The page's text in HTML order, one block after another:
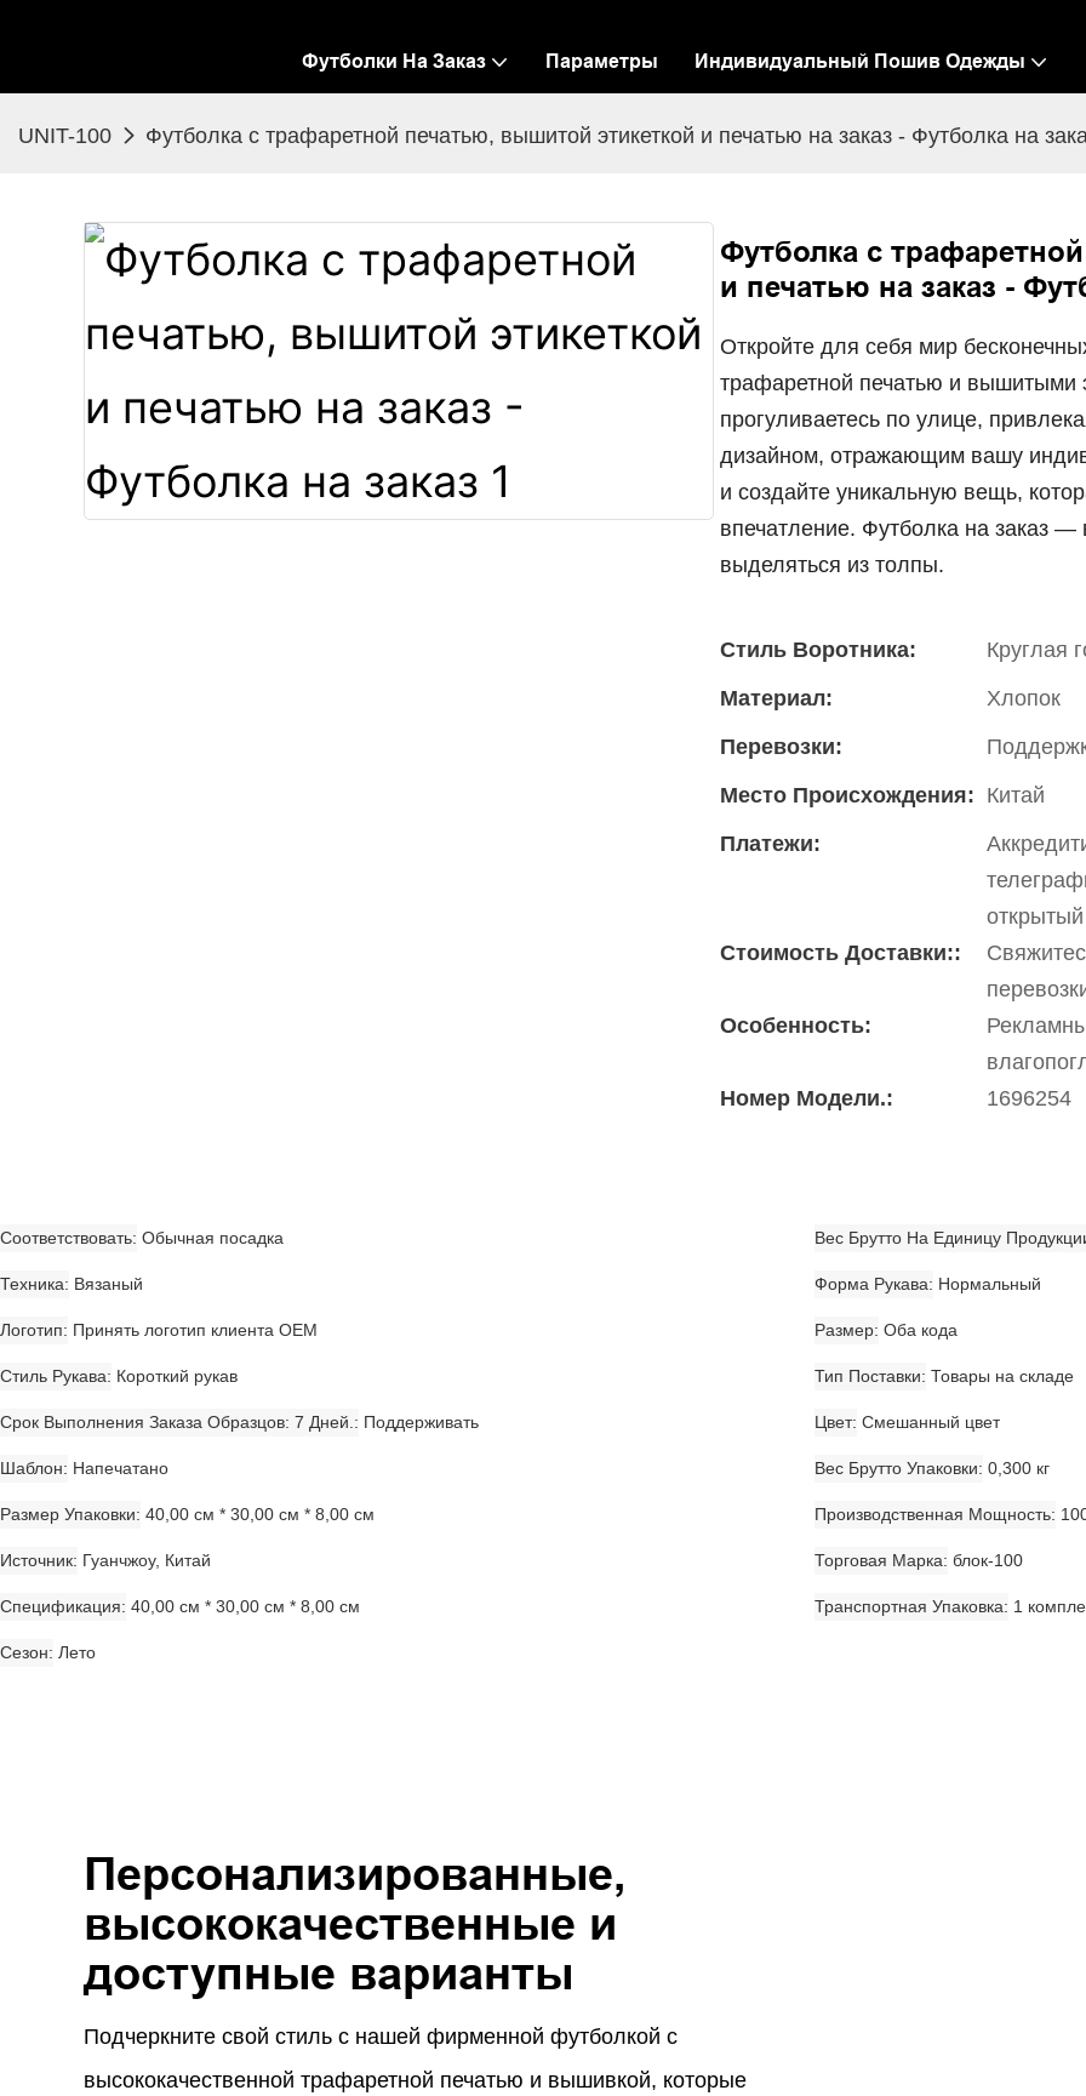
Футболки На Заказ Параметры Индивидуальный Пошив Одежды
UNIT-100 Футболка с трафаретной печатью, вышитой этикеткой и печатью на заказ - Футболка на
Футболка с
и печатью на заказ -
Откройте для себя мир
трафаретной печатью и вышитыми
прогуливаетесь по улице,
дизайном, отражающим вашу
и создайте уникальную вещь,
впечатление. Футболка на заказ —
выделяться из толпы.
Стиль Воротника:
Круглая
Материал:
Хлопок
Перевозки:
Место Происхождения: Китай
Платежи:
Стоимость Доставки::
Особенность:
Номер Модели.:
1696254
Соответствовать Обычная посадка Вес Брутто На Единицу
Техника Вязаный Форма Рукава Нормальный
Логотип Принять логотип клиента OEM Размер Оба кода
Стиль Рукава Короткий рукав Тип Поставки Товары на складе
Срок Выполнения Заказа Образцов: 7 Дней. Поддерживать Цвет Смешанный цвет
Шаблон Напечатано Вес Брутто Упаковки 0,300 кг
Размер Упаковки 40,00 см * 30,00 см * 8,00 см Производственная Мощность
Источник Гуанчжоу, Китай Торговая Марка блок-100
Спецификация 40,00 см * 30,00 см * 8,00 см Транспортная Упаковка 1
Сезон Лето
Персонализированные,
высококачественные и
доступные варианты
Подчеркните свой стиль с нашей фирменной футболкой с
высококачественной трафаретной печатью и вышивкой, которые